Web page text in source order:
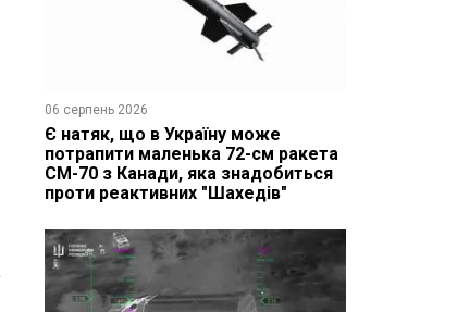
06 серпень 2026
Є натяк, що в Україну може
потрапити маленька 72-см ракета
CM-70 з Канади, яка знадобиться
проти реактивних "Шахедів"